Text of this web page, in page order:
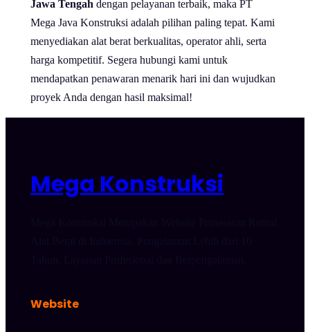
Jawa Tengah dengan pelayanan terbaik, maka PT
Mega Java Konstruksi adalah pilihan paling tepat. Kami
menyediakan alat berat berkualitas, operator ahli, serta
harga kompetitif. Segera hubungi kami untuk
mendapatkan penawaran menarik hari ini dan wujudkan
proyek Anda dengan hasil maksimal!
Mega Konstruksi
Website